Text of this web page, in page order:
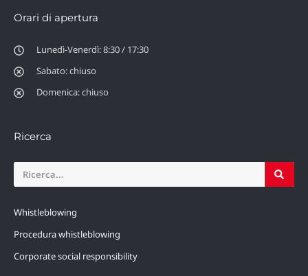
Orari di apertura
Lunedì-Venerdì: 8:30 / 17:30
Sabato: chiuso
Domenica: chiuso
Ricerca
Whistleblowing
Procedura whistleblowing
Corporate social responsibility